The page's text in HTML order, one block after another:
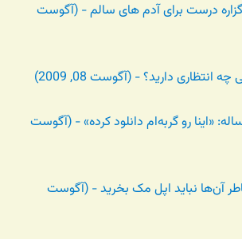
درست برای آدم های سالم - (آگوست
انتظاری دارید؟ - (آگوست 08, 2009)
مرد ۴۸ ساله: «اینا رو گربه‌ام دانلود کرده» - (آگوست
آن‌ها نباید اپل مک بخرید - (آگوست